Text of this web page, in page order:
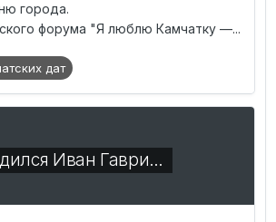
города.
форума "Я люблю Камчатку —...
дат
Иван Гаври…